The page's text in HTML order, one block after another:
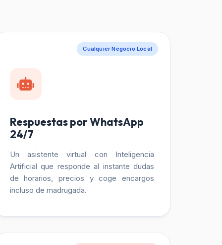
Cualquier Negocio Local
Respuestas por WhatsApp
24/7
Un asistente virtual con Inteligencia
Artificial que responde al instante dudas
de horarios, precios y coge encargos
incluso de madrugada.